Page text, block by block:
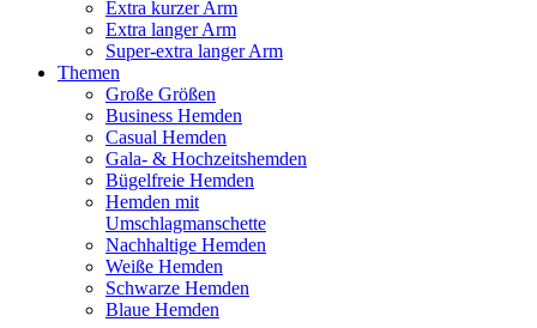
Extra kurzer Arm
Extra langer Arm
Super-extra langer Arm
Themen
Große Größen
Business Hemden
Casual Hemden
Gala- & Hochzeitshemden
Bügelfreie Hemden
Hemden mit
Umschlagmanschette
Nachhaltige Hemden
Weiße Hemden
Schwarze Hemden
Blaue Hemden